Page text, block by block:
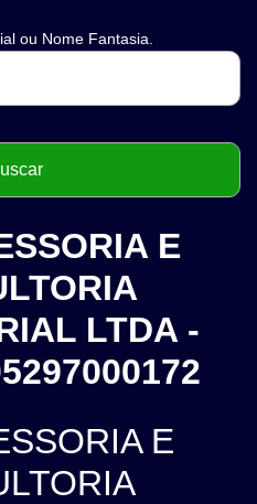
ou Nome Fantasia.
E
LTDA -
E